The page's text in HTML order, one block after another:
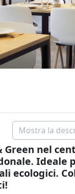
Mostra la
Green nel
ecologici.